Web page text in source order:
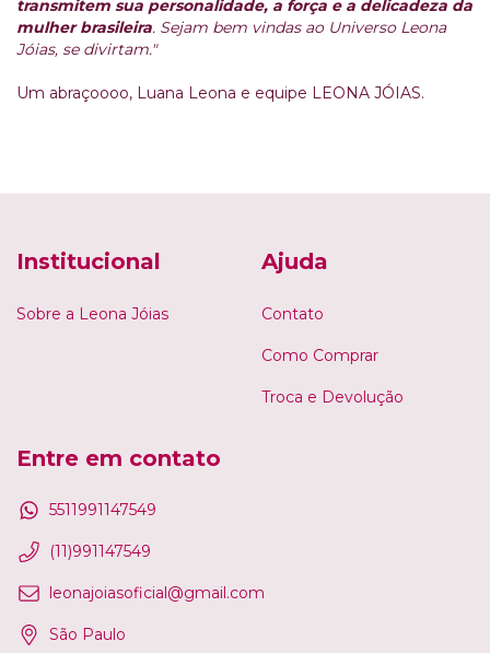
transmitem sua personalidade, a força e a delicadeza da
mulher brasileira. Sejam bem vindas ao Universo Leona
Jóias, se divirtam."
Um abraçoooo, Luana Leona e equipe LEONA JÓIAS.
Institucional
Sobre a Leona Jóias
Ajuda
Contato
Como Comprar
Troca e Devolução
Entre em contato
5511991147549
(11)991147549
leonajoiasoficial@gmail.com
São Paulo